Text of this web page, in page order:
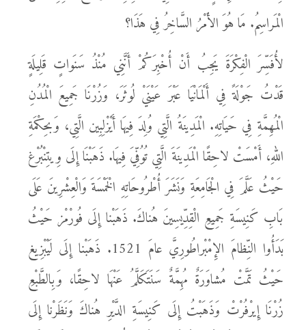
الْمَراسِمُ. مَا هُوَ الأَمْرُ السَّاخِرُ فِي هَذَا؟
لأُفَسِّرَ الْفِكْرَةَ يَجِبُ أَنْ أُخْبِرَكُمْ أَنَّنِي مُنْذُ سَنَواتٍ قَلِيلَةٍ
قَدْتُ جَوْلَةً فِي أَلْمَانْيَا عَبْرَ عَيْنَيْ لُوثَرَ، وَزُرْنَا جَمِيعَ الْمُدُنِ
الْمُهِمَّةِ فِي حَيَاتِهِ. الْمَدِينَةُ الَّتِي وُلِدَ فِيهَا أَيْزْلِبِين الَّتِي، وَبحِكْمَةِ
اللهِ، أَمْسَتْ لاحِقًا الْمَدِينَةَ الَّتِي تُوُفِّيَ فِيهَا. ذَهَبْنَا إِلَى وِيتِنْبُرْغ
حَيْثُ عَلَّمَ فِي الْجَامِعَةِ وَنَشَرَ أُطْرُوحَاتِهِ الْخَمْسَةَ وَالْعِشْرِينَ عَلَى
بَابِ كَنِيسَةِ جَمِيعِ الْقِدِّيسِينَ هُناكَ. ذَهَبْنا إِلَى فُورْمْز حَيْثُ
بَدَأُوا النِّظامَ الإِمْبْراطُورِيَّ عامَ 1521. ذَهَبْنا إِلَى لَيْبْزِيغ
حَيْثُ تَمَّتْ مُشاوَرَةٌ مُهِمَّةٌ سَنَتَكَلَّمُ عَنْهَا لاحِقًا، وَبِالطَّبْعِ
زُرْنَا إِيرْفُرْتْ وَذَهَبْتُ إِلَى كَنِيسَةِ الدَّيْرِ هُناكَ وَنَظَرْنا إِلَى